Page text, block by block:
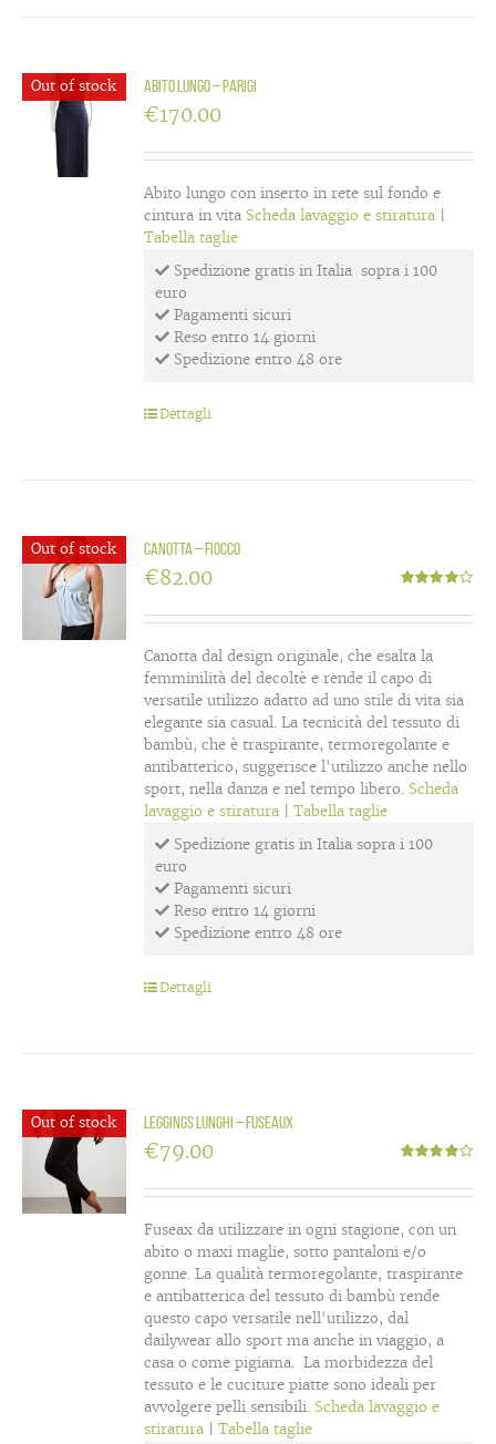
Out of stock Abito lungo – Parigi
€170.00
Abito lungo con inserto in rete sul fondo e
cintura in vita Scheda lavaggio e stiratura
Tabella taglie
Spedizione gratis in Italia sopra i 100
euro
Pagamenti sicuri
Reso entro 14 giorni
Spedizione entro 48 ore
Dettagli
Out of stock Canotta – Fiocco
4.00su 5
€82.00
Canotta dal design originale, che esalta la
femminilità del decoltè e rende il capo di
versatile utilizzo adatto ad uno stile di vita sia
elegante sia casual. La tecnicità del tessuto di
bambù, che è traspirante, termoregolante e
antibatterico, suggerisce l'utilizzo anche nello
sport, nella danza e nel tempo libero. Scheda
lavaggio e stiratura |Tabella taglie
Spedizione gratis in Italia sopra i 100
euro
Pagamenti sicuri
Reso entro 14 giorni
Spedizione entro 48 ore
Dettagli
Out of stock Leggings lunghi – Fuseaux
4.00su 5
€79.00
Fuseax da utilizzare in ogni stagione, con un
abito o maxi maglie, sotto pantaloni e/o
gonne. La qualità termoregolante, traspirante
e antibatterica del tessuto di bambù rende
questo capo versatile nell'utilizzo, dal
dailywear allo sport ma anche in viaggio, a
casa o come pigiama. La morbidezza del
tessuto e le cuciture piatte sono ideali per
avvolgere pelli sensibili. Scheda lavaggio e
stiratura |Tabella taglie